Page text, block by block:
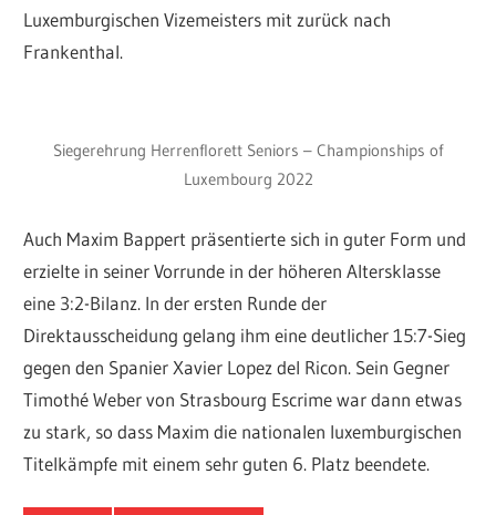
Luxemburgischen Vizemeisters mit zurück nach
Frankenthal.
Siegerehrung Herrenflorett Seniors – Championships of
Luxembourg 2022
Auch Maxim Bappert präsentierte sich in guter Form und
erzielte in seiner Vorrunde in der höheren Altersklasse
eine 3:2-Bilanz. In der ersten Runde der
Direktausscheidung gelang ihm eine deutlicher 15:7-Sieg
gegen den Spanier Xavier Lopez del Ricon. Sein Gegner
Timothé Weber von Strasbourg Escrime war dann etwas
zu stark, so dass Maxim die nationalen luxemburgischen
Titelkämpfe mit einem sehr guten 6. Platz beendete.